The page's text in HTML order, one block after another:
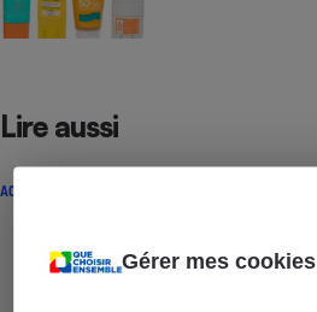
Gérer mes cookies
Lire aussi
ACTUALITÉ